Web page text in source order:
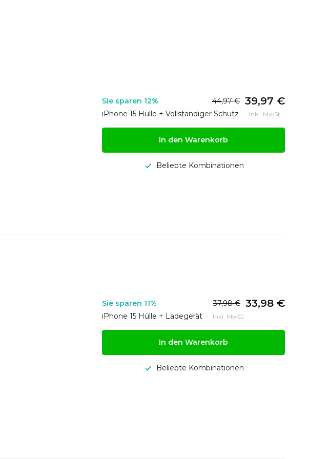
Sie sparen 12% 44,97 € 39,97 €
iPhone 15 Hülle + Vollständiger Schutz Inkl. MwSt.
In den Warenkorb
Beliebte Kombinationen
Sie sparen 11% 37,98 € 33,98 €
iPhone 15 Hülle + Ladegerät Inkl. MwSt.
In den Warenkorb
Beliebte Kombinationen